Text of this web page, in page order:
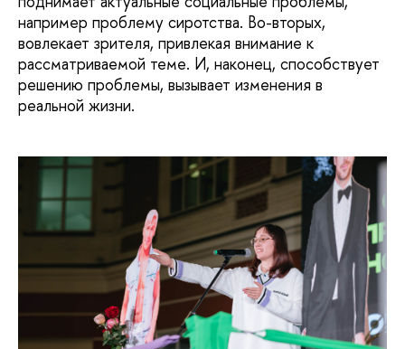
например проблему сиротства. Во-вторых,
вовлекает зрителя, привлекая внимание к
рассматриваемой теме. И, наконец, способствует
решению проблемы, вызывает изменения в
реальной жизни.